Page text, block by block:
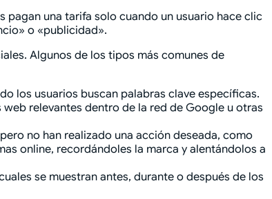
pagan una tarifa solo cuando un usuario hace clic
o «publicidad».
Algunos de los tipos más comunes de
los usuarios buscan palabras clave específicas.
relevantes dentro de la red de Google u otras
no han realizado una acción deseada, como
online, recordándoles la marca y alentándolos a
se muestran antes, durante o después de los